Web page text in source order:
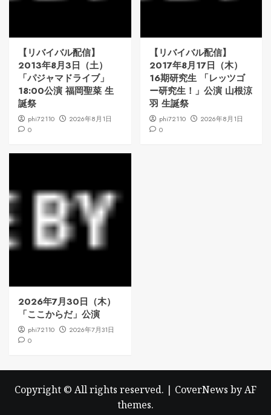
【リバイバル配信】
2013年8月3日（土）
「パジャマドライブ」
18:00公演 福岡聖菜 生
誕祭
phi72110
2026年8月1日
0
【リバイバル配信】
2017年8月17日（木）
16期研究生 「レッツゴ
ー研究生！」公演 山根涼
羽 生誕祭
phi72110
2026年8月1日
0
2026年7月30日（木）
「ここからだ」公演
phi72110
2026年7月31日
0
Copyright © All rights reserved. | CoverNews by AF
themes.